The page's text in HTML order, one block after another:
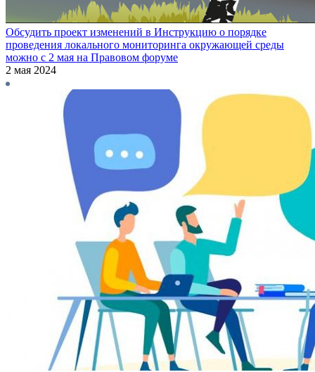
Обсудить проект изменений в Инструкцию о порядке
проведения локального мониторинга окружающей среды
можно с 2 мая на Правовом форуме
2 мая 2024